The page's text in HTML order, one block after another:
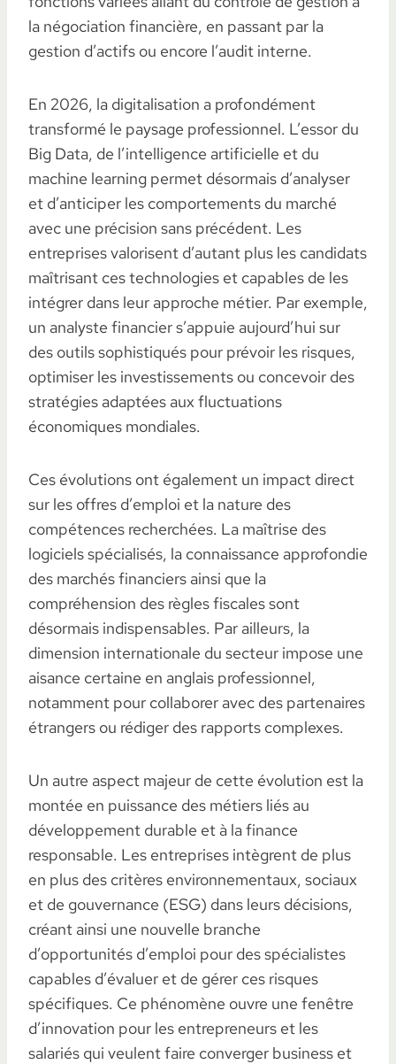
la négociation financière, en passant par la
gestion d’actifs ou encore l’audit interne.
En 2026, la digitalisation a profondément
transformé le paysage professionnel. L’essor du
Big Data, de l’intelligence artificielle et du
machine learning permet désormais d’analyser
et d’anticiper les comportements du marché
avec une précision sans précédent. Les
entreprises valorisent d’autant plus les candidats
maîtrisant ces technologies et capables de les
intégrer dans leur approche métier. Par exemple,
un analyste financier s’appuie aujourd’hui sur
des outils sophistiqués pour prévoir les risques,
optimiser les investissements ou concevoir des
stratégies adaptées aux fluctuations
économiques mondiales.
Ces évolutions ont également un impact direct
sur les offres d’emploi et la nature des
compétences recherchées. La maîtrise des
logiciels spécialisés, la connaissance approfondie
des marchés financiers ainsi que la
compréhension des règles fiscales sont
désormais indispensables. Par ailleurs, la
dimension internationale du secteur impose une
aisance certaine en anglais professionnel,
notamment pour collaborer avec des partenaires
étrangers ou rédiger des rapports complexes.
Un autre aspect majeur de cette évolution est la
montée en puissance des métiers liés au
développement durable et à la finance
responsable. Les entreprises intègrent de plus
en plus des critères environnementaux, sociaux
et de gouvernance (ESG) dans leurs décisions,
créant ainsi une nouvelle branche
d’opportunités d’emploi pour des spécialistes
capables d’évaluer et de gérer ces risques
spécifiques. Ce phénomène ouvre une fenêtre
d’innovation pour les entrepreneurs et les
salariés qui veulent faire converger business et